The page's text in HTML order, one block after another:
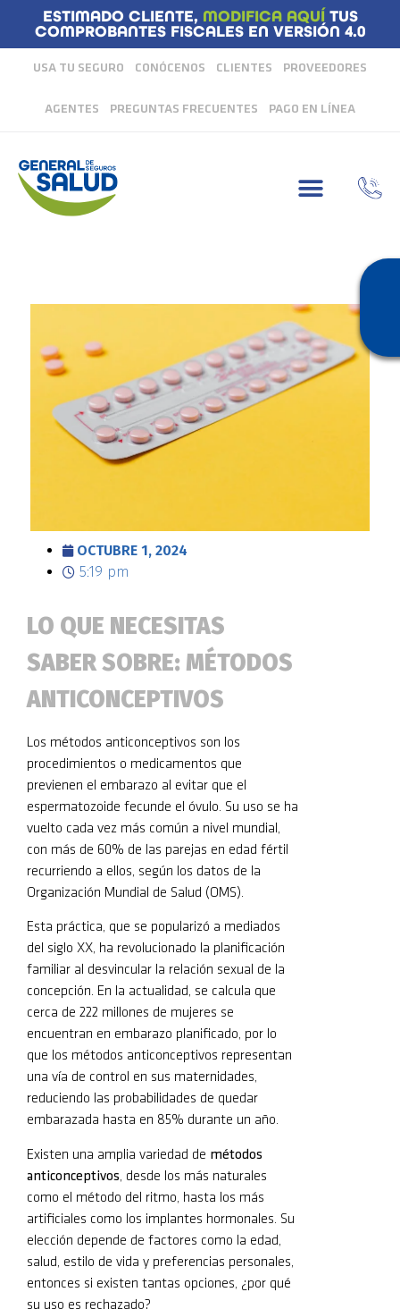
ESTIMADO CLIENTE, MODIFICA AQUÍ TUS
COMPROBANTES FISCALES EN VERSIÓN 4.0
USA TU SEGURO CONÓCENOS CLIENTES PROVEEDORES
AGENTES PREGUNTAS FRECUENTES PAGO EN LÍNEA
OCTUBRE 1, 2024
5:19 pm
LO QUE NECESITAS
SABER SOBRE: MÉTODOS
ANTICONCEPTIVOS
Los métodos anticonceptivos son los
procedimientos o medicamentos que
previenen el embarazo al evitar que el
espermatozoide fecunde el óvulo. Su uso se ha
vuelto cada vez más común a nivel mundial,
con más de 60% de las parejas en edad fértil
recurriendo a ellos, según los datos de la
Organización Mundial de Salud (OMS).
Esta práctica, que se popularizó a mediados
del siglo XX, ha revolucionado la planificación
familiar al desvincular la relación sexual de la
concepción. En la actualidad, se calcula que
cerca de 222 millones de mujeres se
encuentran en embarazo planificado, por lo
que los métodos anticonceptivos representan
una vía de control en sus maternidades,
reduciendo las probabilidades de quedar
embarazada hasta en 85% durante un año.
Existen una amplia variedad de métodos
anticonceptivos, desde los más naturales
como el método del ritmo, hasta los más
artificiales como los implantes hormonales. Su
elección depende de factores como la edad,
salud, estilo de vida y preferencias personales,
entonces si existen tantas opciones, ¿por qué
su uso es rechazado?